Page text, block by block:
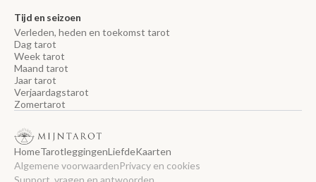
Tijd en seizoen
Verleden, heden en toekomst tarot
Dag tarot
Week tarot
Maand tarot
Jaar tarot
Verjaardagstarot
Zomertarot
HomeTarotleggingenLiefdeKaarten
Algemene voorwaardenPrivacy en cookies
Support, vragen en antwoorden